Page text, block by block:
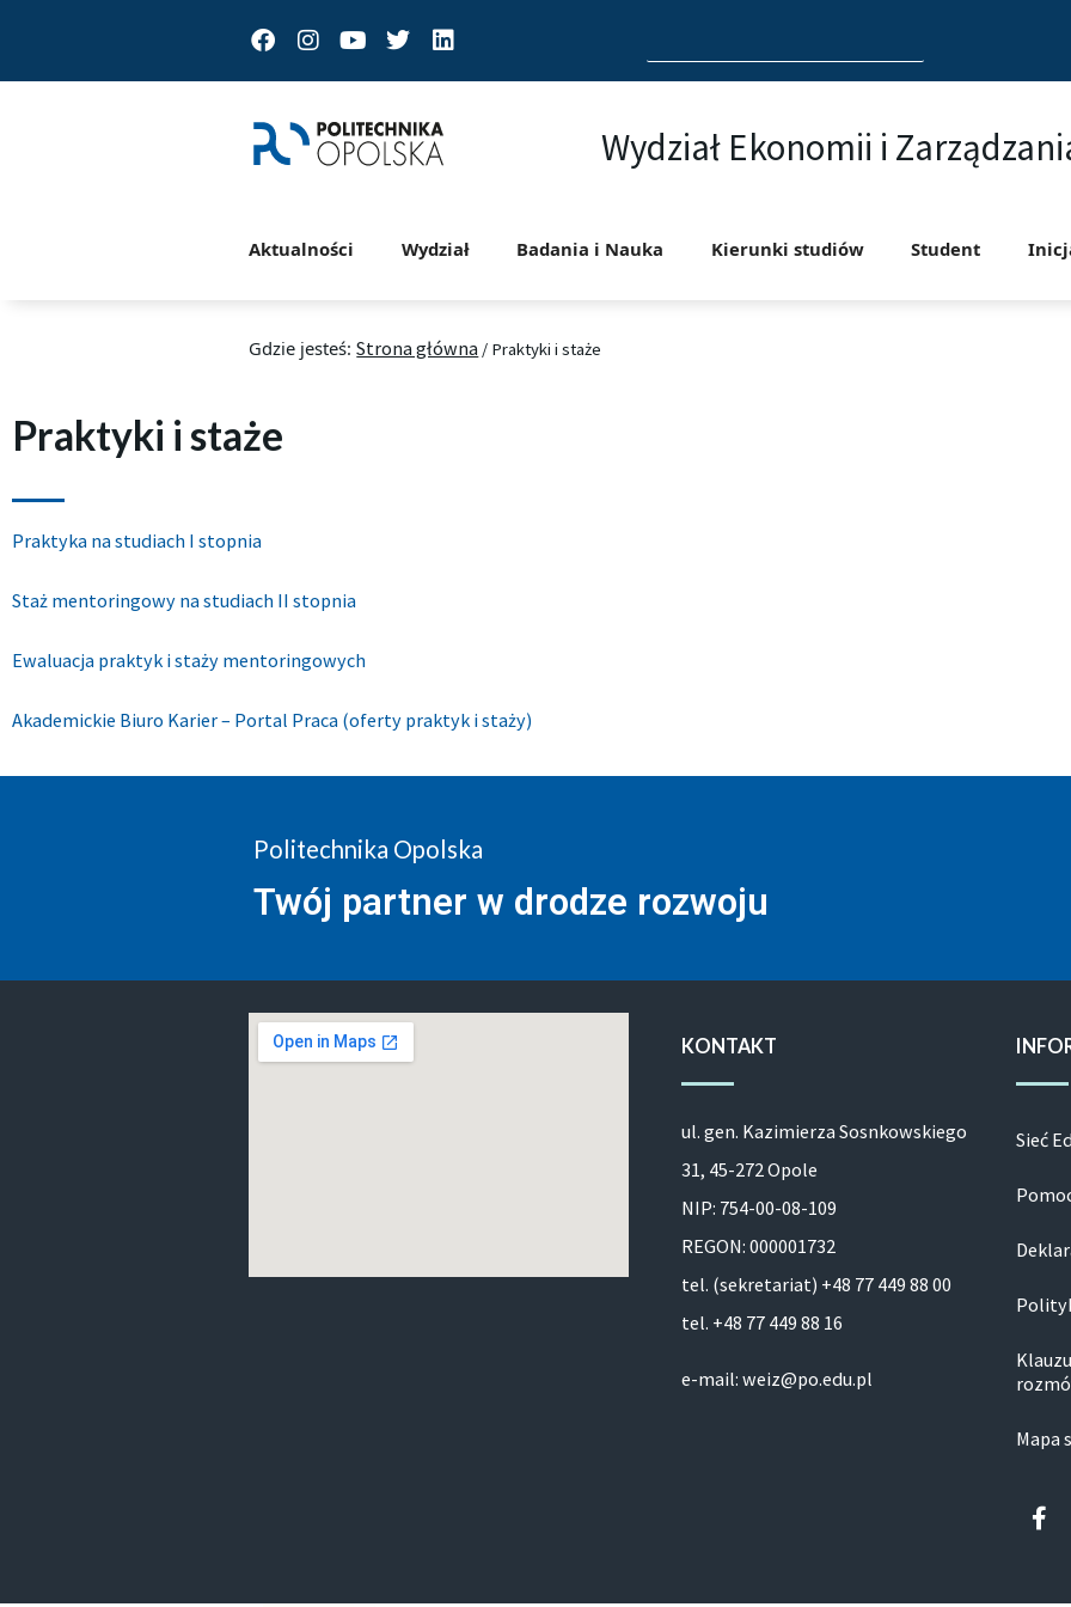
FacebookInstagram
Youtube
TwitterLinkedin
for:
Wydział Ekonomii i
Aktualności Wydział Badania i Nauka Kierunki studiów Student
Gdzie jesteś:Strona główna / Praktyki i staże
Praktyki i staże
Praktyka na studiach I stopnia​
Staż mentoringowy na studiach II stopnia
Ewaluacja praktyk i staży mentoringowych
Akademickie Biuro Karier – Portal Praca (oferty praktyk i staży)
Politechnika Opolska
Twój partner w drodze rozwoju
KONTAKT
ul. gen. Kazimierza Sosnkowskiego
31, 45-272 Opole
NIP: 754-00-08-109
REGON: 000001732
tel. (sekretariat) +48 77 449 88 00
tel. +48 77 449 88 16
e-mail: weiz@po.edu.pl
Sieć
Mapa